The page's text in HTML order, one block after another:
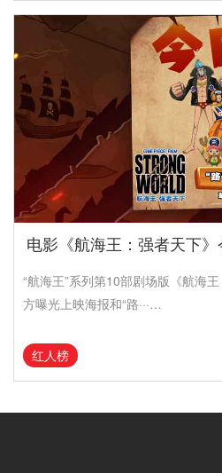
电影《航海王：强者天下
“航海王”系列第10部剧场版《航海
方曝光上映海报和“路···…
红人榜